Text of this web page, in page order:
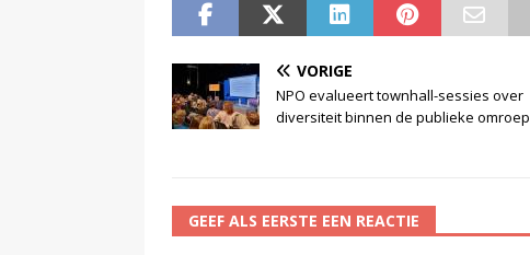
VORIGE
NPO evalueert townhall-sessies over
diversiteit binnen de publieke omroep
GEEF ALS EERSTE EEN REACTIE